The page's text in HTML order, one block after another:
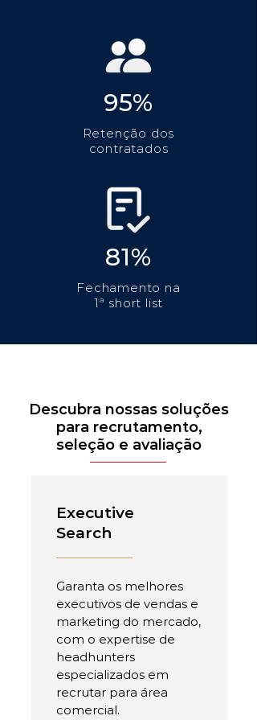
95%
Retenção dos
contratados
81%
Fechamento na
1ª short list
Descubra nossas soluções
para recrutamento,
seleção e avaliação
Executive
Search
Garanta os melhores
executivos de vendas e
marketing do mercado,
com o expertise de
headhunters
especializados em
recrutar para área
comercial.